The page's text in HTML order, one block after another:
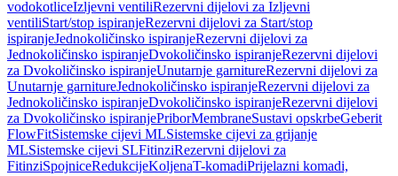
vodokotliceIzljevni ventiliRezervni dijelovi za Izljevni
ventiliStart/stop ispiranjeRezervni dijelovi za Start/stop
ispiranjeJednokoličinsko ispiranjeRezervni dijelovi za
Jednokoličinsko ispiranjeDvokoličinsko ispiranjeRezervni dijelovi
za Dvokoličinsko ispiranjeUnutarnje garnitureRezervni dijelovi za
Unutarnje garnitureJednokoličinsko ispiranjeRezervni dijelovi za
Jednokoličinsko ispiranjeDvokoličinsko ispiranjeRezervni dijelovi
za Dvokoličinsko ispiranjePriborMembraneSustavi opskrbeGeberit
FlowFitSistemske cijevi MLSistemske cijevi za grijanje
MLSistemske cijevi SLFitinziRezervni dijelovi za
FitinziSpojniceRedukcijeKoljenaT-komadiPrijelazni komadi,